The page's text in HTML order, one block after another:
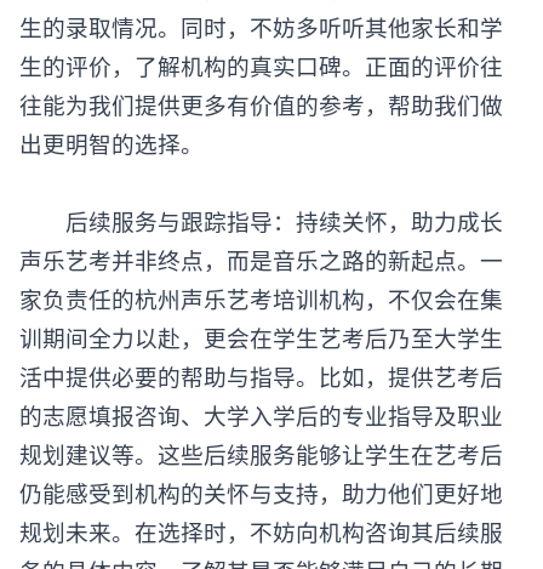
生的录取情况。同时，不妨多听听其他家长和学
生的评价，了解机构的真实口碑。正面的评价往
往能为我们提供更多有价值的参考，帮助我们做
出更明智的选择。
后续服务与跟踪指导：持续关怀，助力成长
声乐艺考并非终点，而是音乐之路的新起点。一
家负责任的杭州声乐艺考培训机构，不仅会在集
训期间全力以赴，更会在学生艺考后乃至大学生
活中提供必要的帮助与指导。比如，提供艺考后
的志愿填报咨询、大学入学后的专业指导及职业
规划建议等。这些后续服务能够让学生在艺考后
仍能感受到机构的关怀与支持，助力他们更好地
规划未来。在选择时，不妨向机构咨询其后续服